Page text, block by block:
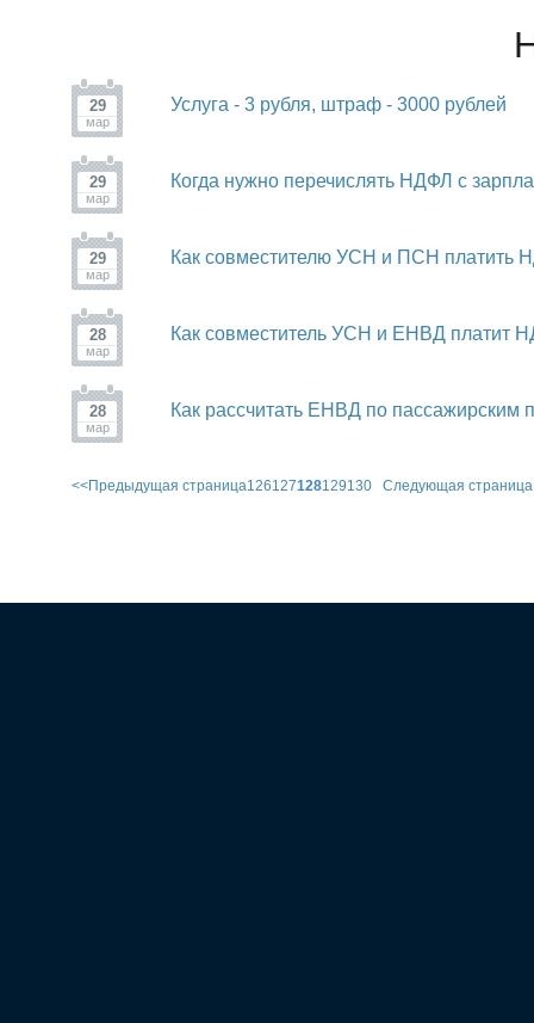
29
мар
Услуга - 3 рубля, штраф - 3000 рублей
29
мар
Когда нужно перечислять НДФЛ с
29
мар
Как совместителю УСН и ПСН платить
28
мар
Как совместитель УСН и ЕНВД платит
28
мар
Как рассчитать ЕНВД по пассажирским
<<Предыдущая страница126127128129130 Следующая страница